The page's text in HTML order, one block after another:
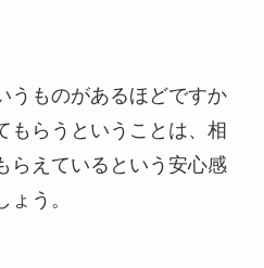
うものがあるほどですか
もらうということは、相
らえているという安心感
う。